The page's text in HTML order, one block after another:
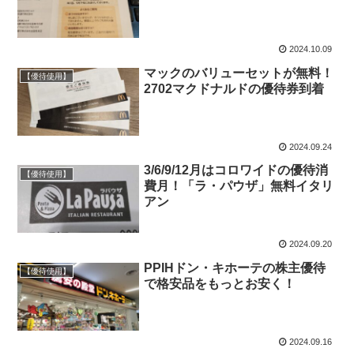
2024.10.09
【優待使用】
マックのバリューセットが無料！
2702マクドナルドの優待券到着
2024.09.24
【優待使用】
3/6/9/12月はコロワイドの優待消
費月！「ラ・パウザ」無料イタリ
アン
2024.09.20
【優待使用】
PPIHドン・キホーテの株主優待
で格安品をもっとお安く！
2024.09.16